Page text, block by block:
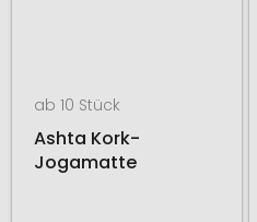
ab 10 Stück
Ashta Kork-
Jogamatte